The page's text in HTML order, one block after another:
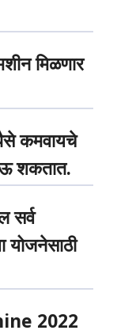
मिळणार
कमवायचे
शकतात.
सर्व
योजनेसाठी
2022